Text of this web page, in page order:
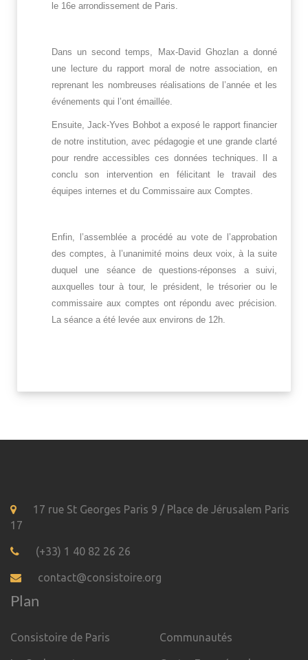
le 16e arrondissement de Paris.
Dans un second temps, Max-David Ghozlan a donné
une lecture du rapport moral de notre association, en
reprenant les nombreuses réalisations de l’année et les
événements qui l’ont émaillée.
Ensuite, Jack-Yves Bohbot a exposé le rapport financier
de notre institution, avec pédagogie et une grande clarté
pour rendre accessibles ces données techniques. Il a
conclu son intervention en félicitant le travail des
équipes internes et du Commissaire aux Comptes.
Enfin, l’assemblée a procédé au vote de l’approbation
des comptes, à l’unanimité moins deux voix, à la suite
duquel une séance de questions-réponses a suivi,
auxquelles tour à tour, le président, le trésorier ou le
commissaire aux comptes ont répondu avec précision.
La séance a été levée aux environs de 12h.
17 rue St Georges Paris 9 / Place de Jérusalem Paris
17
(+33) 1 40 82 26 26
contact@consistoire.org
Plan
Consistoire de Paris Communautés